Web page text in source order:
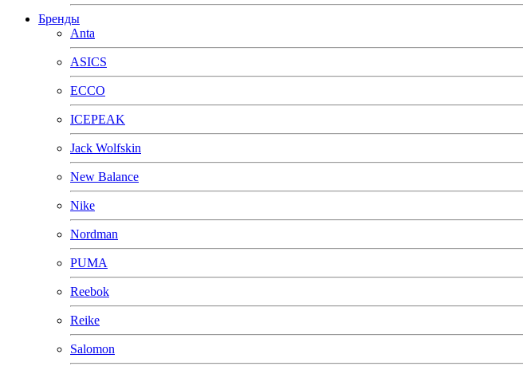
Бренды
Anta
ASICS
ECCO
ICEPEAK
Jack Wolfskin
New Balance
Nike
Nordman
PUMA
Reebok
Reike
Salomon